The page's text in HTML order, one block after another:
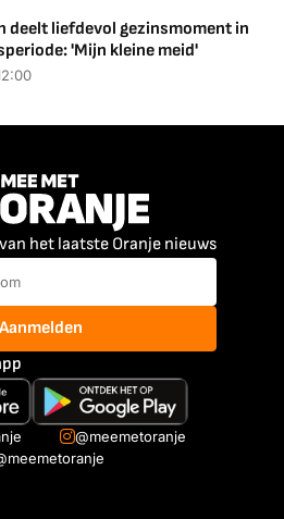
deelt liefdevol gezinsmoment in
'Mijn kleine meid'
het laatste Oranje nieuws
Aanmelden
@meemetoranje